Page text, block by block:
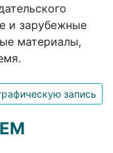
и зарубежные
материалы,
запись